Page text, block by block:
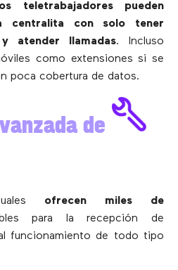
teletrabajadores pueden
centralita con solo tener
atender llamadas. Incluso
como extensiones si se
poca cobertura de datos.
de
ofrecen miles de
para la recepción de
funcionamiento de todo tipo